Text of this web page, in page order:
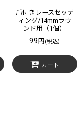
爪付きレースセッテ
ィング/14mmラウ
ンド用（1個）
99円 (税込)
カート